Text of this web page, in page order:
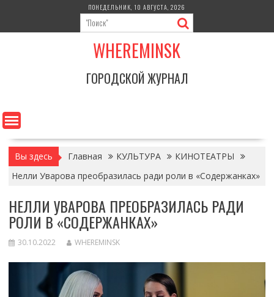
содержимому
ПОНЕДЕЛЬНИК, 10 АВГУСТА, 2026
WHEREMINSK
ГОРОДСКОЙ ЖУРНАЛ
Вы здесь Главная КУЛЬТУРА
КИНОТЕАТРЫ
Нелли Уварова преобразилась ради роли в «Содержанках»
НЕЛЛИ УВАРОВА ПРЕОБРАЗИЛАСЬ РАДИ
РОЛИ В «СОДЕРЖАНКАХ»
30.10.2022 WHEREMINSK